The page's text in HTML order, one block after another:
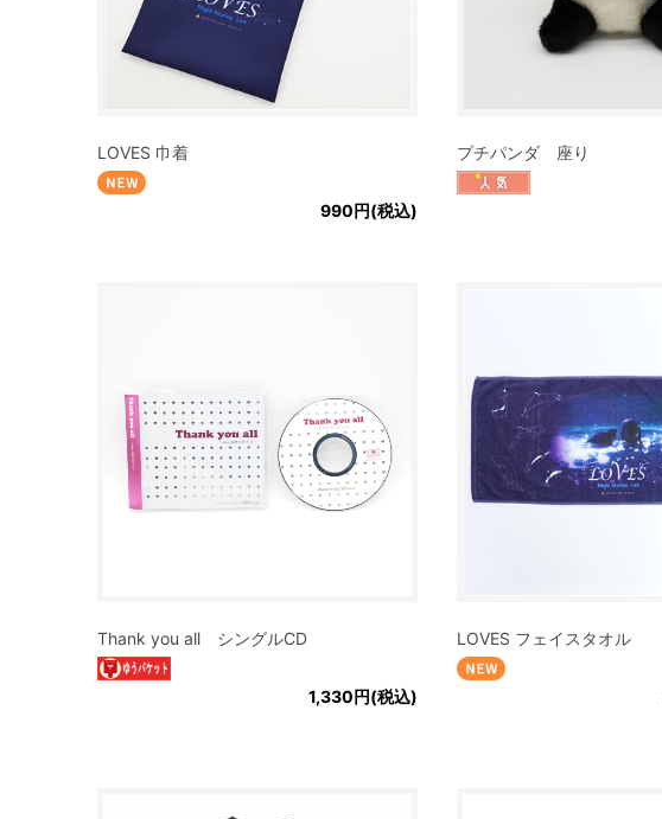
LOVES 巾着
990円(税込)
プチパンダ 座り
Thank you all シングルCD
1,330円(税込)
LOVES フェイスタオル